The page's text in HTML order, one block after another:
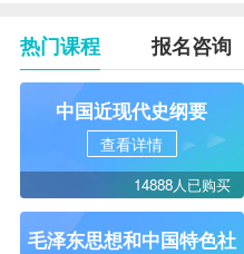
热门课程 报名咨询
中国近现代史纲要
查看详情
14888人已购买
毛泽东思想和中国特色社